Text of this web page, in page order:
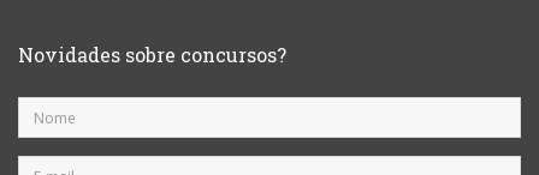
Novidades sobre concursos?